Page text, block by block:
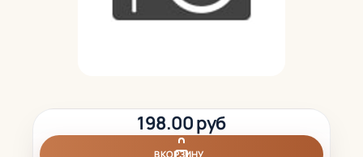
198.00 руб
В КОРЗИНУ